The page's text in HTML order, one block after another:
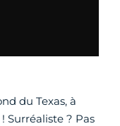
du Texas, à
Surréaliste ? Pas